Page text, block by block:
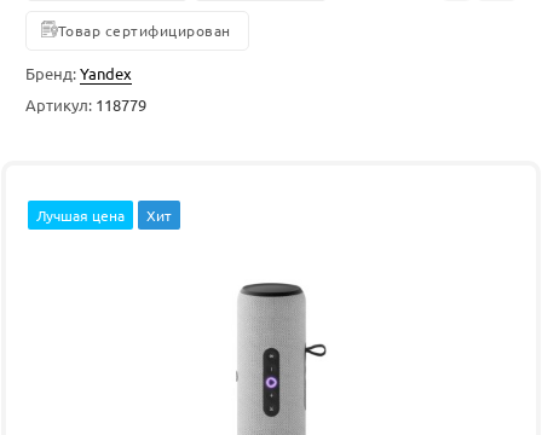
Товар сертифицирован
Бренд:Yandex
Артикул: 118779
Лучшая цена Хит